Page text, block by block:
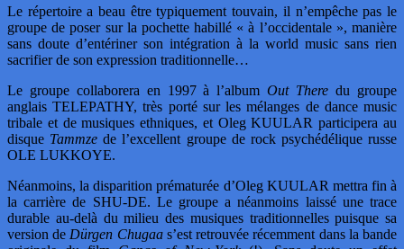
Le répertoire a beau être typiquement touvain, il n’empêche pas le
groupe de poser sur la pochette habillé « à l’occidentale », manière
sans doute d’entériner son intégration à la world music sans rien
sacrifier de son expression traditionnelle…
Le groupe collaborera en 1997 à l’albumOut There du groupe
anglais TELEPATHY, très porté sur les mélanges de dance music
tribale et de musiques ethniques, et Oleg KUULAR participera au
disque Tammze de l’excellent groupe de rock psychédélique russe
OLE LUKKOYE.
Néanmoins, la disparition prématurée d’Oleg KUULAR mettra fin à
la carrière de SHU-DE. Le groupe a néanmoins laissé une trace
durable au-delà du milieu des musiques traditionnelles puisque sa
version deDürgen Chugaas’est retrouvée récemment dans la bande